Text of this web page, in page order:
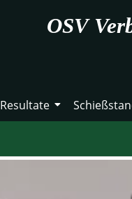
OSV
Resultate